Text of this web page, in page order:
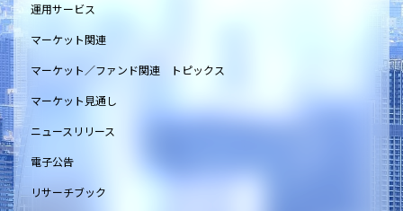
運用サービス
マーケット関連
マーケット／ファンド関連 トピックス
マーケット見通し
ニュースリリース
電子公告
リサーチブック